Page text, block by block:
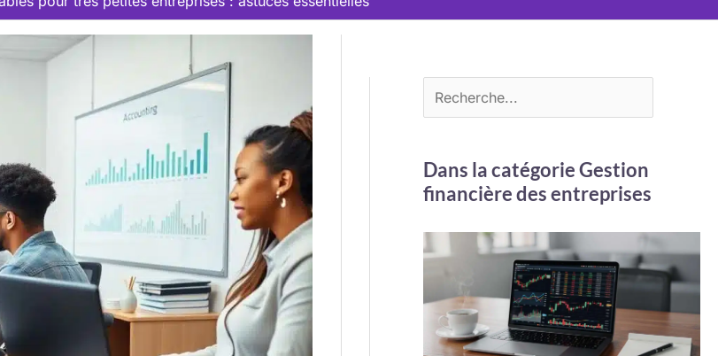
Dans la catégorie Gestion
financière des entreprises